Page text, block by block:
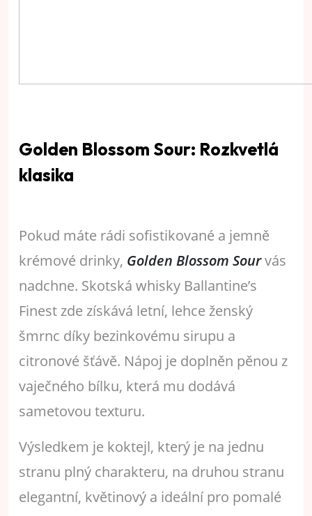
Golden Blossom Sour: Rozkvetlá
klasika
Pokud máte rádi sofistikované a jemně
krémové drinky, Golden Blossom Sourvás
nadchne. Skotská whisky Ballantine’s
Finest zde získává letní, lehce ženský
šmrnc díky bezinkovému sirupu a
citronové šťávě. Nápoj je doplněn pěnou z
vaječného bílku, která mu dodává
sametovou texturu.
Výsledkem je koktejl, který je na jednu
stranu plný charakteru, na druhou stranu
elegantní, květinový a ideální pro pomalé